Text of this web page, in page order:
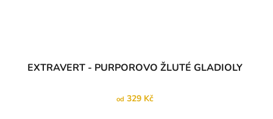
EXTRAVERT - PURPOROVO ŽLUTÉ GLADIOLY
od 329 Kč